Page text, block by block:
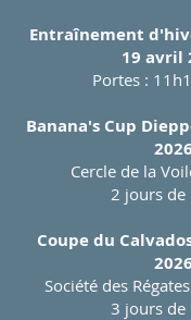
Entraînement
19 avril
Portes :
Banana's Cup
2026
Cercle de la
2 jours de
Coupe du
2026
Société des
3 jours de